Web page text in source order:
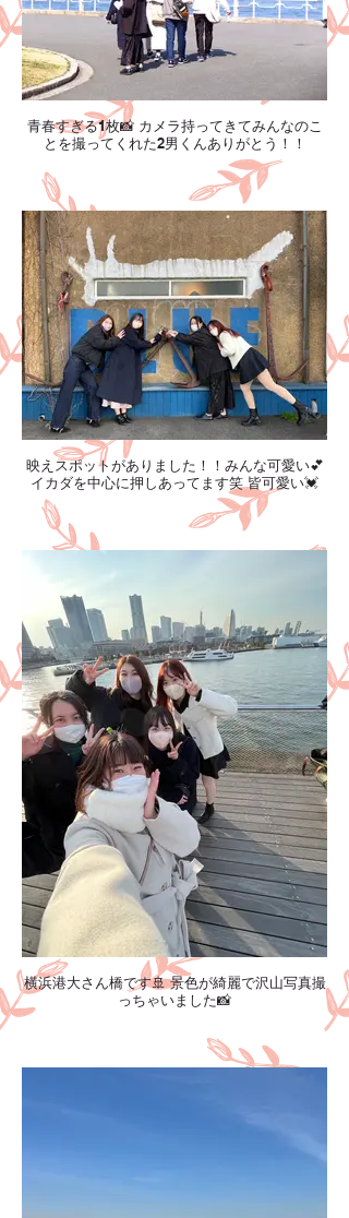
青春すぎる1枚📸 カメラ持ってきてみんなのこ
とを撮ってくれた2男くんありがとう！！
映えスポットがありました！！みんな可愛い💕
イカダを中心に押しあってます笑 皆可愛い💓
横浜港大さん橋です🚢 景色が綺麗で沢山写真撮
っちゃいました📸